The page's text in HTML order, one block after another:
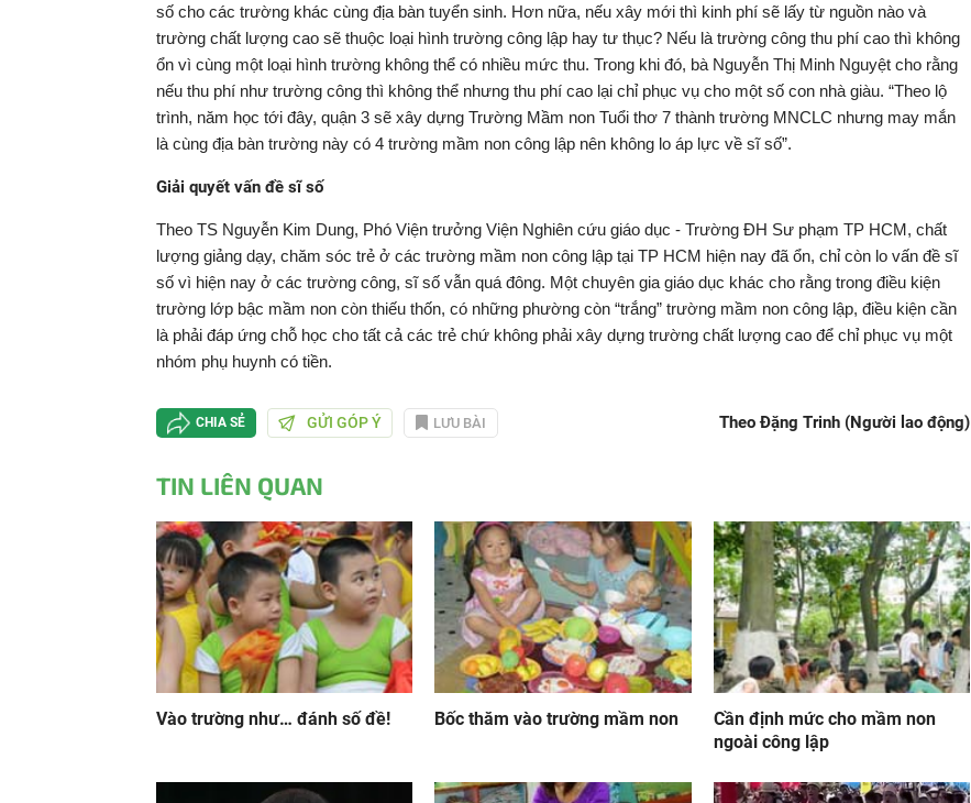
số cho các trường khác cùng địa bàn tuyển sinh. Hơn nữa, nếu xây mới thì kinh phí sẽ lấy từ nguồn nào và
trường chất lượng cao sẽ thuộc loại hình trường công lập hay tư thục? Nếu là trường công thu phí cao thì không
ổn vì cùng một loại hình trường không thể có nhiều mức thu. Trong khi đó, bà Nguyễn Thị Minh Nguyệt cho rằng
nếu thu phí như trường công thì không thể nhưng thu phí cao lại chỉ phục vụ cho một số con nhà giàu. “Theo lộ
trình, năm học tới đây, quận 3 sẽ xây dựng Trường Mầm non Tuổi thơ 7 thành trường MNCLC nhưng may mắn
là cùng địa bàn trường này có 4 trường mầm non công lập nên không lo áp lực về sĩ số”.
Giải quyết vấn đề sĩ số
Theo TS Nguyễn Kim Dung, Phó Viện trưởng Viện Nghiên cứu giáo dục - Trường ĐH Sư phạm TP HCM, chất
lượng giảng dạy, chăm sóc trẻ ở các trường mầm non công lập tại TP HCM hiện nay đã ổn, chỉ còn lo vấn đề sĩ
số vì hiện nay ở các trường công, sĩ số vẫn quá đông. Một chuyên gia giáo dục khác cho rằng trong điều kiện
trường lớp bậc mầm non còn thiếu thốn, có những phường còn “trắng” trường mầm non công lập, điều kiện cần
là phải đáp ứng chỗ học cho tất cả các trẻ chứ không phải xây dựng trường chất lượng cao để chỉ phục vụ một
nhóm phụ huynh có tiền.
CHIA SẺ GỬI GÓP Ý LƯU BÀI Theo Đặng Trinh (Người lao động)
TIN LIÊN QUAN
Vào trường như… đánh số đề! Bốc thăm vào trường mầm non
Cần định mức cho mầm non
ngoài công lập